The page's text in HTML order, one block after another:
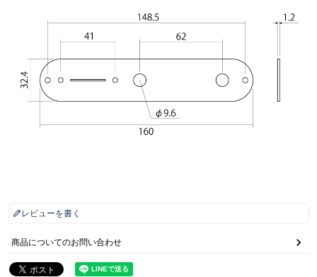
レビューを書く
商品についてのお問い合わせ